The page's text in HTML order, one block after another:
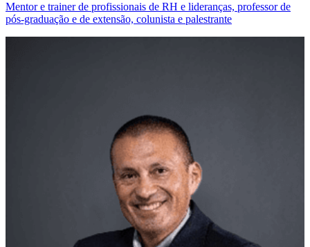
Mentor e trainer de profissionais de RH e lideranças, professor de
pós-graduação e de extensão, colunista e palestrante